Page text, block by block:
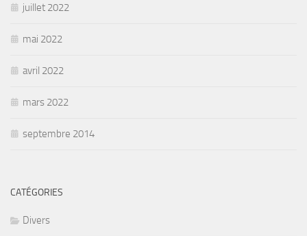
juillet 2022
mai 2022
avril 2022
mars 2022
septembre 2014
CATÉGORIES
Divers